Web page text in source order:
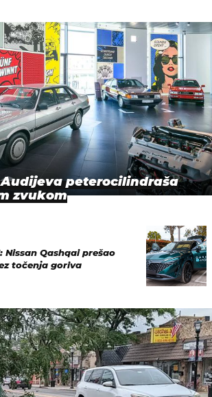
peterocilindraša
zvukom
Nissan Qashqai prešao
točenja goriva